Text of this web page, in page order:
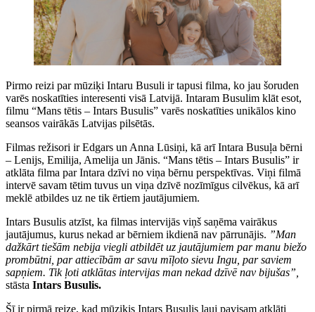
Pirmo reizi par mūziķi Intaru Busuli ir tapusi filma, ko jau šoruden
varēs noskatīties interesenti visā Latvijā. Intaram Busulim klāt esot,
filmu “Mans tētis – Intars Busulis” varēs noskatīties unikālos kino
seansos vairākās Latvijas pilsētās.
Filmas režisori ir Edgars un Anna Lūsiņi, kā arī Intara Busuļa bērni
– Lenijs, Emilija, Amelija un Jānis. “Mans tētis – Intars Busulis” ir
atklāta filma par Intara dzīvi no viņa bērnu perspektīvas. Viņi filmā
intervē savam tētim tuvus un viņa dzīvē nozīmīgus cilvēkus, kā arī
meklē atbildes uz ne tik ērtiem jautājumiem.
Intars Busulis atzīst, ka filmas intervijās viņš saņēma vairākus
jautājumus, kurus nekad ar bērniem ikdienā nav pārrunājis. ”Man
dažkārt tiešām nebija viegli atbildēt uz jautājumiem par manu biežo
prombūtni, par attiecībām ar savu mīļoto sievu Ingu, par saviem
sapņiem. Tik ļoti atklātas intervijas man nekad dzīvē nav bijušas”,
stāsta Intars Busulis.
Šī ir pirmā reize, kad mūziķis Intars Busulis ļauj pavisam atklāti